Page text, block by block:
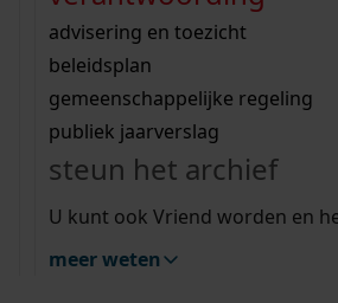
bouwvergunningen
omgevingsvergunningen
vergunningen
beeld en geluid
uitleg nodig?
Wij helpen u op weg met een
bekijk alle zoektips
Wij helpen u op weg met een
bekijk alle zoektips
bekijk ons geschiedenislokaal
advisering en toezicht
beleidsplan
gemeenschappelijke regeling
publiek jaarverslag
steun het archief
U kunt ook Vriend worden en
meer weten
zoektips
Mijn Studiezaal (inloggen)